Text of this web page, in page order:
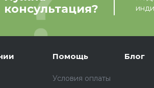
консультация?
Помощь
Условия оплаты
Блог